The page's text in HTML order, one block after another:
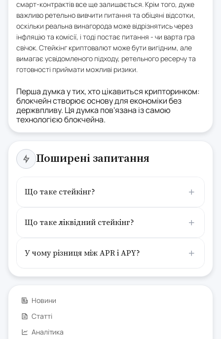
смарт-контрактів все ще залишається. Крім того, дуже
важливо ретельно вивчити питання та обіцяні відсотки,
оскільки реальна винагорода може відрізнятись через
інфляцію та комісії, і тоді постає питання - чи варта гра
свічок. Стейкінг криптовалют може бути вигідним, але
вимагає усвідомленого підходу, ретельного ресерчу та
готовності приймати можливі ризики.
Перша думка у тих, хто цікавиться крипторинком:
блокчейн створює основу для економіки без
держвпливу. Ця думка пов'язана із самою
технологією блокчейна.
Поширені запитання
Що таке стейкінг?
Що таке ліквідний стейкінг?
У чому різниця між APR і APY?
Новини
Статті
Аналітика